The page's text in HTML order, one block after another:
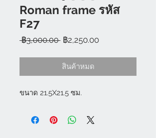
Roman frame รหัส
F27
฿3,000.00 ราคา
฿2,250.00ราคา
สินค้าหมด
ขนาด 21.5X21.5 ซม.